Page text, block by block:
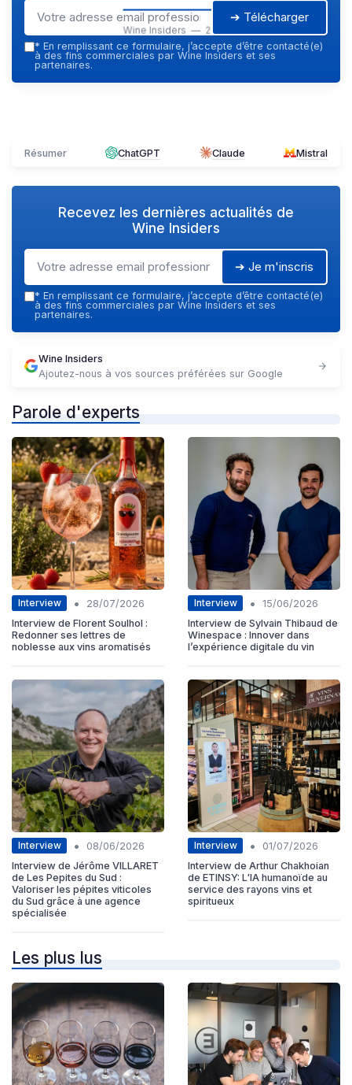
Wine Insiders — 2026
➔ Télécharger
* En remplissant ce formulaire, j’accepte d’être contacté(e)
à des fins commerciales par Wine Insiders et ses
partenaires.
Résumer ChatGPT Claude Mistral
Recevez les dernières actualités de
Wine Insiders
➔ Je m'inscris
* En remplissant ce formulaire, j’accepte d’être contacté(e)
à des fins commerciales par Wine Insiders et ses
partenaires.
Wine Insiders
Ajoutez-nous à vos sources préférées sur Google
Parole d'experts
Interview •
28/07/2026
Interview de Florent Soulhol :
Redonner ses lettres de
noblesse aux vins aromatisés
Interview •
15/06/2026
Interview de Sylvain Thibaud de
Winespace : Innover dans
l’expérience digitale du vin
Interview •
08/06/2026
Interview de Jérôme VILLARET
de Les Pepites du Sud :
Valoriser les pépites viticoles
du Sud grâce à une agence
spécialisée
Interview •
01/07/2026
Interview de Arthur Chakhoian
de ETINSY: L'IA humanoïde au
service des rayons vins et
spiritueux
Les plus lus